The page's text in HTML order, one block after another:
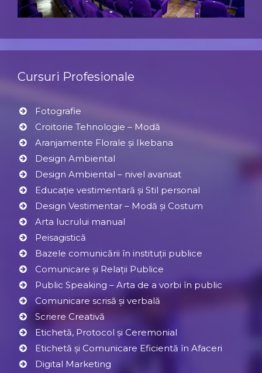
Cursuri Profesionale
Fotografie
Croitorie Tehnologie – Modă
Aranjamente Florale şi Ikebana
Design Ambiental
Design Ambiental – nivel avansat
Educație vestimentară și Stil personal
Design Vestimentar – Modă şi Costum
Arta lucrului manual
Peisagistică
Bazele comunicării în instituții publice
Comunicare și Relaţii Publice
Public Speaking – Arta de a vorbi în public
Comunicare scrisă și verbală
Scriere Creativă
Etichetă, Protocol şi Ceremonial
Etichetă și Comunicare Eficientă în Afaceri
Digital Marketing